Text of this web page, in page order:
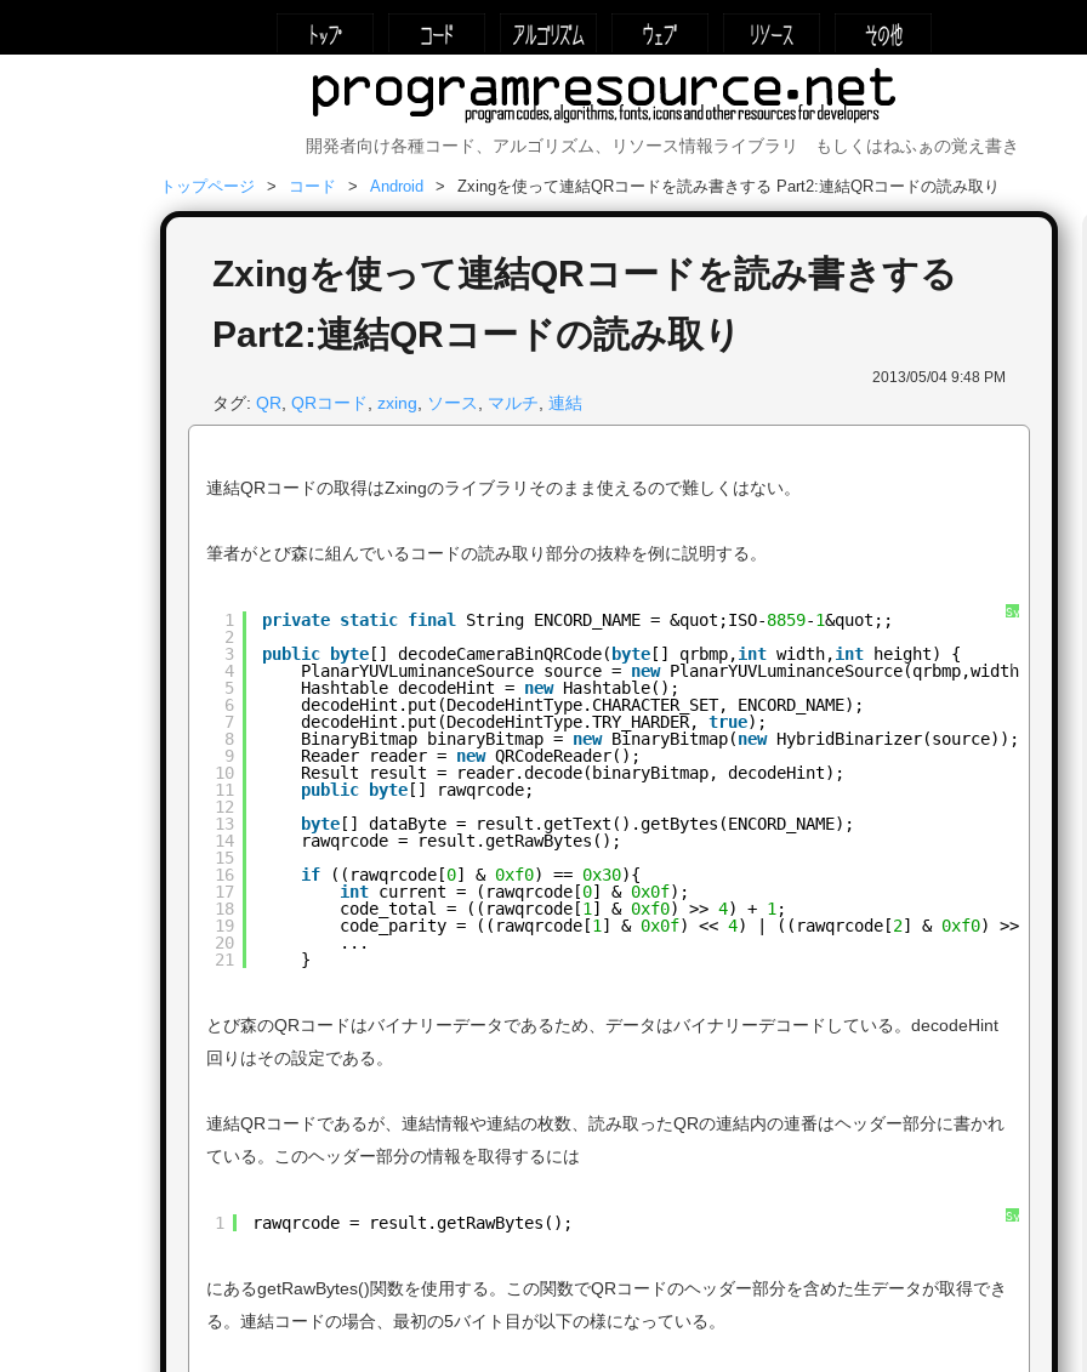
開発者向け各種コード、アルゴリズム、リソース情報ライブラリ もしくはねふぁの覚え書き
トップページ コード Android Zxingを使って連結QRコードを読み書きする Part2:連結QRコードの読み取り
Zxingを使って連結QRコードを読み書きする
Part2:連結QRコードの読み取り
2013/05/04 9:48 PM
タグ: QR, QRコード , zxing, ソース , マルチ, 連結
連結QRコードの取得はZxingのライブラリそのまま使えるので難しくはない。
筆者がとび森に組んでいるコードの読み取り部分の抜粋を例に説明する。
て
1
2
3
4
5
6
7
8
9
10
11
12
13
14
15
16
17
18
19
20
21
private static final String ENCORD_NAME = &quot;ISO-8859-1&quot;;
public
byte [] decodeCameraBinQRCode( byte [] qrbmp,int width,int
height) {
PlanarYUVLuminanceSource source = new
Hashtable decodeHint = new Hashtable();
decodeHint.put(DecodeHintType.CHARACTER_SET, ENCORD_NAME);
decodeHint.put(DecodeHintType.TRY_HARDER, true);
BinaryBitmap binaryBitmap = new BinaryBitmap(new HybridBinarizer(source));
Reader reader = new QRCodeReader();
Result result = reader.decode(binaryBitmap, decodeHint);
public
byte [] rawqrcode;
byte [] dataByte = result.getText().getBytes(ENCORD_NAME);
rawqrcode = result.getRawBytes();
if
((rawqrcode[0] & 0xf0) == 0x30){
int current = (rawqrcode[0] & 0x0f);
code_total = ((rawqrcode[1] & 0xf0) >> 4) + 1;
code_parity = ((rawqrcode[1] & 0x0f) << 4) | ((rawqrcode[2] & 0xf0) >>
...
}
とび森のQRコードはバイナリーデータであるため、データはバイナリーデコードしている。decodeHint
回りはその設定である。
連結QRコードであるが、連結情報や連結の枚数、読み取ったQRの連結内の連番はヘッダー部分に書かれ
ている。このヘッダー部分の情報を取得するには
1 rawqrcode = result.getRawBytes();
にあるgetRawBytes()関数を使用する。この関数でQRコードのヘッダー部分を含めた生データが取得でき
る。連結コードの場合、最初の5バイト目が以下の様になっている。